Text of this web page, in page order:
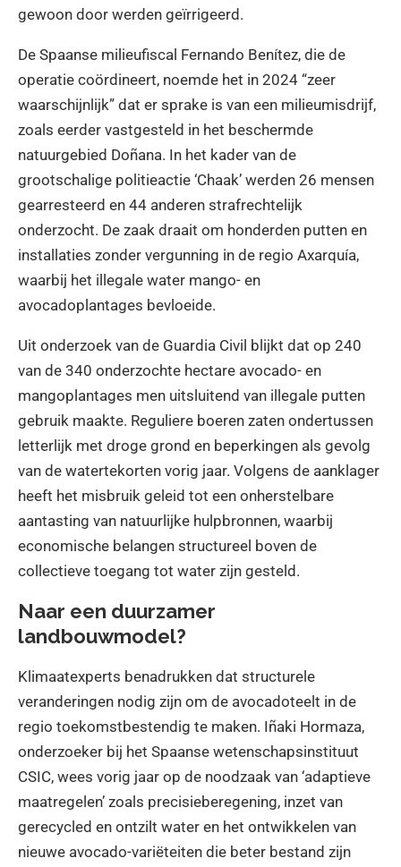
gewoon door werden geïrrigeerd.
De Spaanse milieufiscal Fernando Benítez, die de
operatie coördineert, noemde het in 2024 “zeer
waarschijnlijk” dat er sprake is van een milieumisdrijf,
zoals eerder vastgesteld in het beschermde
natuurgebied Doñana. In het kader van de
grootschalige politieactie ‘Chaak’ werden 26 mensen
gearresteerd en 44 anderen strafrechtelijk
onderzocht. De zaak draait om honderden putten en
installaties zonder vergunning in de regio Axarquía,
waarbij het illegale water mango- en
avocadoplantages bevloeide.
Uit onderzoek van de Guardia Civil blijkt dat op 240
van de 340 onderzochte hectare avocado- en
mangoplantages men uitsluitend van illegale putten
gebruik maakte. Reguliere boeren zaten ondertussen
letterlijk met droge grond en beperkingen als gevolg
van de watertekorten vorig jaar. Volgens de aanklager
heeft het misbruik geleid tot een onherstelbare
aantasting van natuurlijke hulpbronnen, waarbij
economische belangen structureel boven de
collectieve toegang tot water zijn gesteld.
Naar een duurzamer
landbouwmodel?
Klimaatexperts benadrukken dat structurele
veranderingen nodig zijn om de avocadoteelt in de
regio toekomstbestendig te maken. Iñaki Hormaza,
onderzoeker bij het Spaanse wetenschapsinstituut
CSIC, wees vorig jaar op de noodzaak van ‘adaptieve
maatregelen’ zoals precisieberegening, inzet van
gerecycled en ontzilt water en het ontwikkelen van
nieuwe avocado-variëteiten die beter bestand zijn